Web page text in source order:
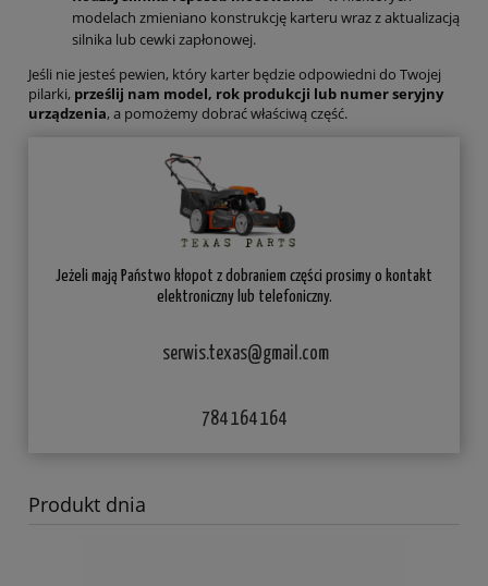
modelach zmieniano konstrukcję karteru wraz z aktualizacją
silnika lub cewki zapłonowej.
Jeśli nie jesteś pewien, który karter będzie odpowiedni do Twojej
pilarki, prześlij nam model, rok produkcji lub numer seryjny
urządzenia, a pomożemy dobrać właściwą część.
Jeżeli mają Państwo kłopot z dobraniem części prosimy o kontakt
elektroniczny lub telefoniczny.
serwis.texas@gmail.com
784 164 164
Produkt dnia